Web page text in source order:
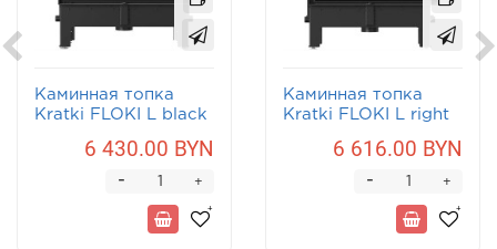
Каминная топка
Kratki FLOKI L black
6 430.00 BYN
+
-
Каминная топка
Kratki FLOKI L right
6 616.00 BYN
+
-